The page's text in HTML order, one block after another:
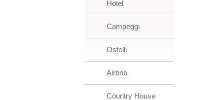
Hotel
Campeggi
Ostelli
Airbnb
Country House